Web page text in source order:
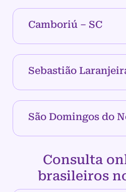
Camboriú – SC
Sebastião
São Domingos do
Consulta
brasileiros